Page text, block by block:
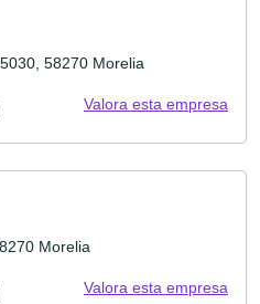
58270 Morelia
Valora esta empresa
Morelia
Valora esta empresa